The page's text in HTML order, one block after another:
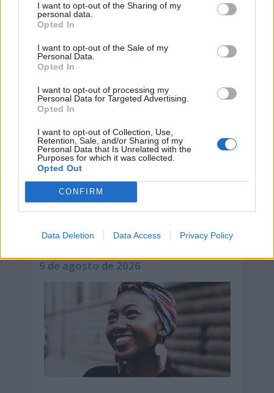
I want to opt-out of the Sharing of my
personal data.
Opted In
I want to opt-out of the Sale of my
Personal Data.
Opted In
I want to opt-out of processing my
Personal Data for Targeted Advertising.
Opted In
I want to opt-out of Collection, Use,
Retention, Sale, and/or Sharing of my
Personal Data that Is Unrelated with the
Purposes for which it was collected.
Opted Out
CONFIRM
Data Deletion Data Access Privacy Policy
Día Internacional de la Solidaridad
con la lucha de la Mujer en
Sudáfrica y Namibia
9 de agosto de 2026